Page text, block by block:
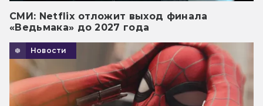
СМИ: Netflix отложит выход финала
«Ведьмака» до 2027 года
Новости